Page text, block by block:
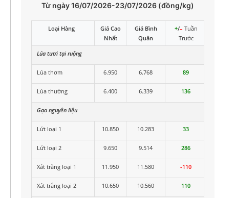
Từ ngày 16/07/2026-23/07/2026 (đồng/kg)
Loại Hàng
Giá Cao
Nhất
Giá Bình
Quân
+/– Tuần
Trước
Lúa tươi tại ruộng
Lúa thơm 6.950 6.768 89
Lúa thường 6.400 6.339 136
Gạo nguyên liệu
Lứt loại 1 10.850 10.283 33
Lứt loại 2 9.650 9.514 286
Xát trắng loại 1 11.950 11.580 -110
Xát trắng loại 2 10.650 10.560 110